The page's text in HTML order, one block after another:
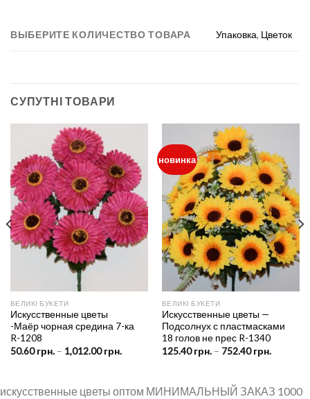
ВЫБЕРИТЕ КОЛИЧЕСТВО ТОВАРА Упаковка, Цветок
СУПУТНІ ТОВАРИ
ВЕЛИКІ БУКЕТИ
Искусственные цветы
-Маёр чорная средина 7-ка
R-1208
50.60грн. – 1,012.00грн.Price
1,012.00 грн.
новинка
ВЕЛИКІ БУКЕТИ
Искусственные цветы —
Подсолнух с пластмасками
18 голов не прес R-1340
125.40грн. – 752.40грн.Price
752.40
искусственные цветы оптом МИНИМАЛЬНЫЙ ЗАКАЗ 1000